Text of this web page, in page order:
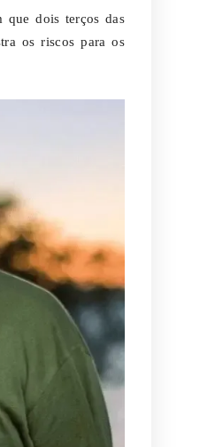
que dois terços das
os riscos para os